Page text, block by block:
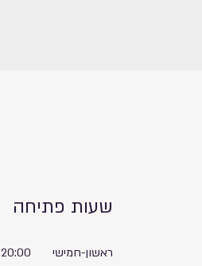
שעות פתיחה
20:00 ראשון-חמישי